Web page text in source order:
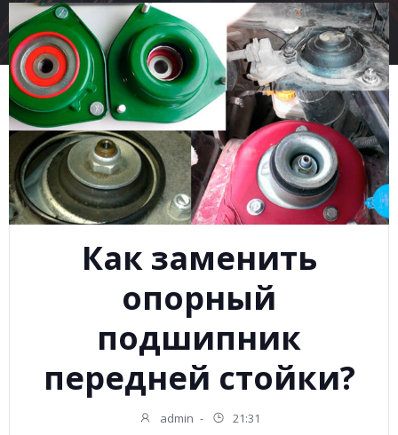
Как заменить
опорный
подшипник
передней стойки?
admin - 21:31